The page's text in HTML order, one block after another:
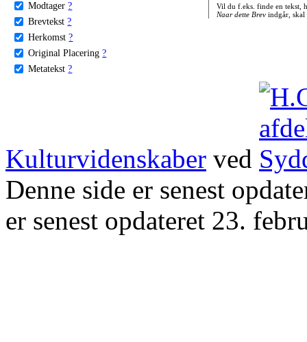
Modtager ?
Brevtekst ?
Herkomst ?
Original Placering ?
Metatekst ?
Vil du f.eks. finde en tekst,
Naar dette Brevindgår, skal
Kulturvidenskaber ved
Denne side er senest
er senest opdateret 23.